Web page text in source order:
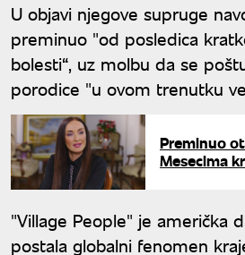
U objavi njegove supruge
preminuo "od posledica
bolesti“, uz molbu da se
porodice "u ovom trenutku
Preminuo
Mesecima
"Village People" je američka
postala globalni fenomen